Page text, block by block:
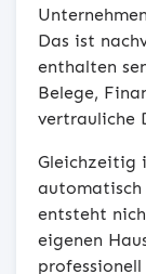
Das ist
enthalten
Belege,
vertrauliche
Gleichzeitig
automatisch
entsteht
eigenen